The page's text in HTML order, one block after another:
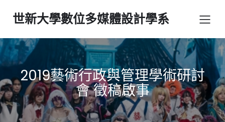
世新大學數位多媒體設計學系
2019藝術行政與管理學術研討
會 徵稿啟事